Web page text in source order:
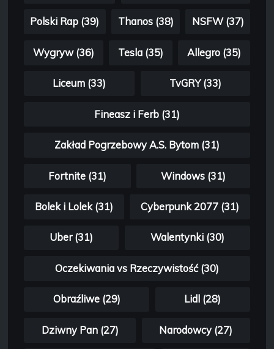
Polski Rap (39) Thanos (38) NSFW (37)
Wygryw (36) Tesla (35) Allegro (35)
Liceum (33) TvGRY (33)
Fineasz i Ferb (31)
Zakład Pogrzebowy A.S. Bytom (31)
Fortnite (31) Windows (31)
Bolek i Lolek (31) Cyberpunk 2077 (31)
Uber (31) Walentynki (30)
Oczekiwania vs Rzeczywistość (30)
Obraźliwe (29) Lidl (28)
Dziwny Pan (27) Narodowcy (27)